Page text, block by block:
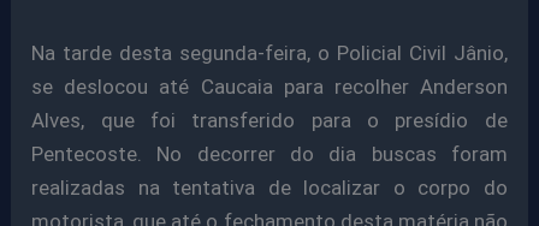
Na tarde desta segunda-feira, o Policial Civil Jânio,
se deslocou até Caucaia para recolher Anderson
Alves, que foi transferido para o presídio de
Pentecoste. No decorrer do dia buscas foram
realizadas na tentativa de localizar o corpo do